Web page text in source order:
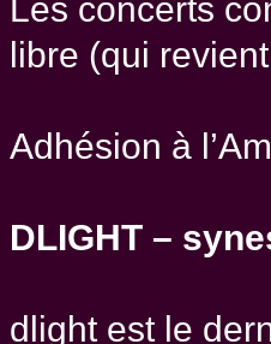
Les concerts
libre (qui
Adhésion à
DLIGHT –
dlight est le